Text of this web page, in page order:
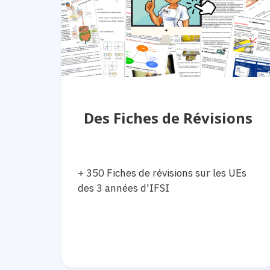
Des Fiches de Révisions
+ 350 Fiches de révisions sur les UEs
des 3 années d'IFSI